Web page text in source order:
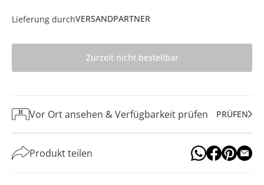
Lieferung durchVERSANDPARTNER
Zurzeit nicht bestellbar
Vor Ort ansehen & Verfügbarkeit prüfen PRÜFEN
Produkt teilen